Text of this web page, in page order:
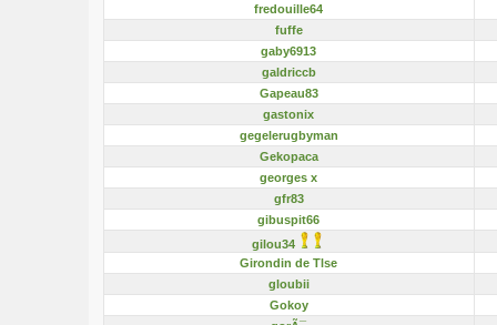
fredouille64
fuffe
gaby6913
galdriccb
Gapeau83
gastonix
gegelerugbyman
Gekopaca
georges x
gfr83
gibuspit66
gilou34
Girondin de Tlse
gloubii
Gokoy